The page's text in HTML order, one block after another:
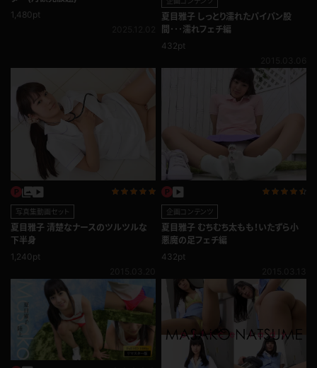
1,480pt
夏目雅子 しっとり濡れたパイパン股
間･･･濡れフェチ編
432pt
写真集動画セット
夏目雅子 清楚なナースのツルツルな
下半身
1,240pt
企画コンテンツ
夏目雅子 むちむち太もも！いたずら小
悪魔の足フェチ編
432pt